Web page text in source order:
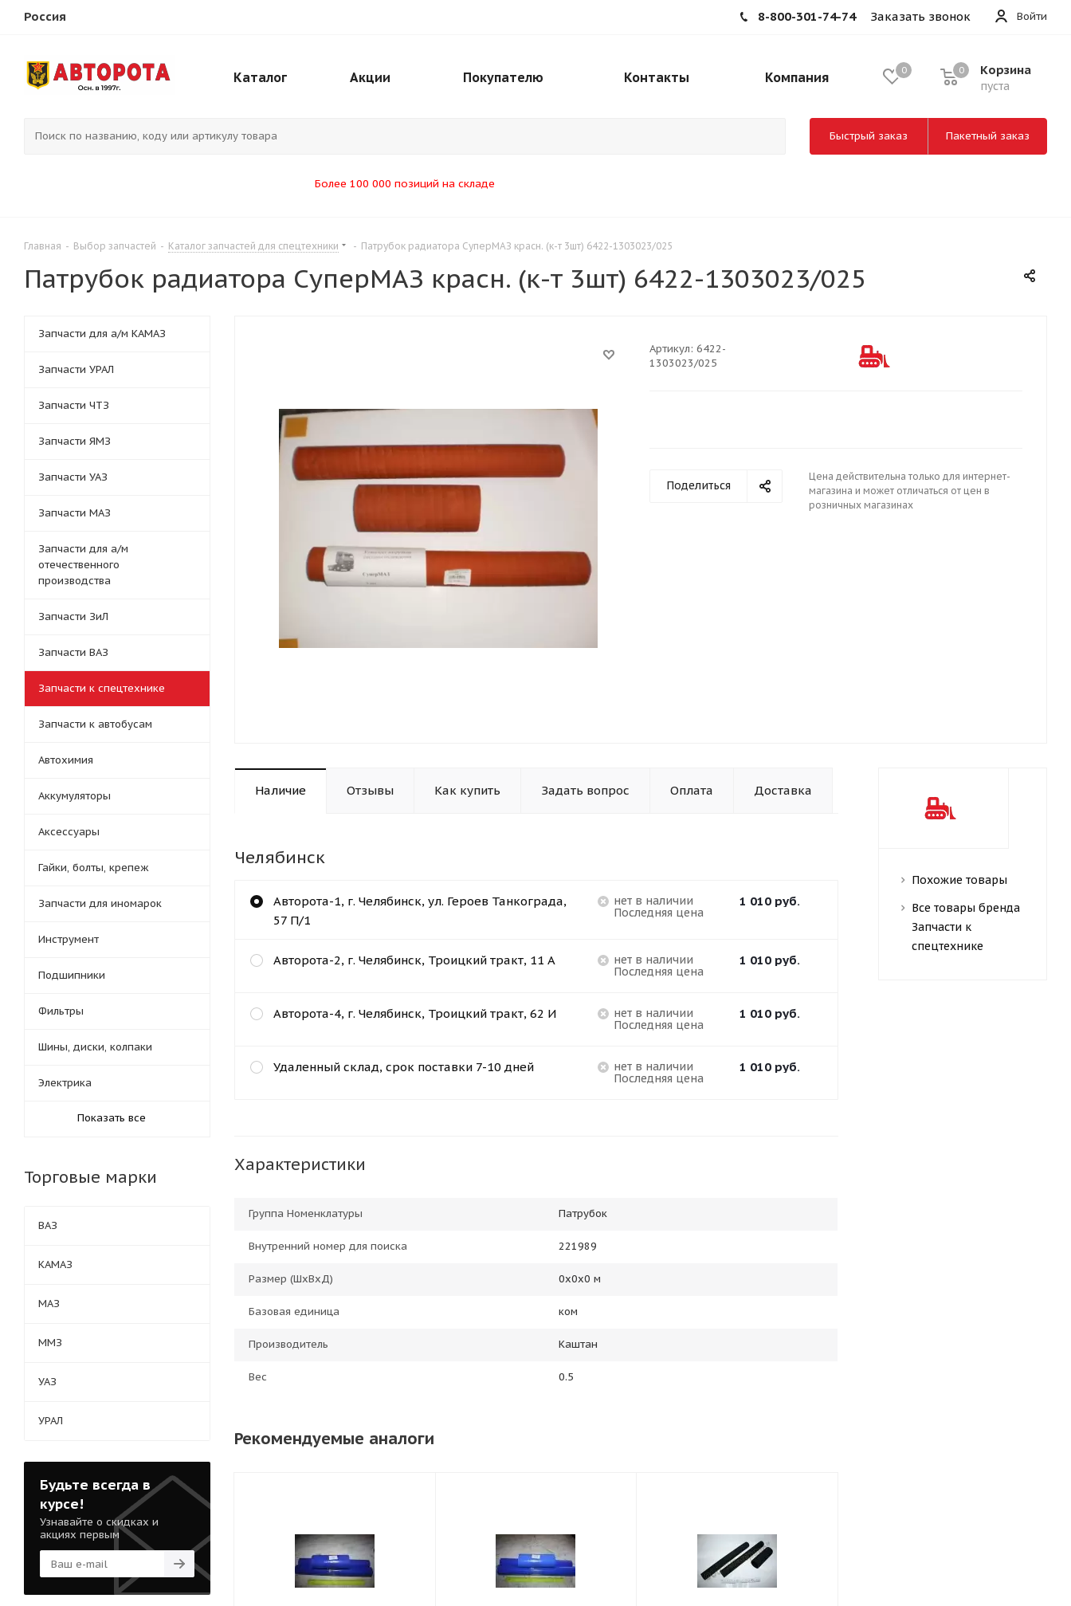
Россия Войти
8-800-301-74-74 Заказать звонок
0 Корзина
пуста
0
Каталог Акции Покупателю Контакты Компания
Более 100 000 позиций на складе
Быстрый заказ Пакетный заказ
Главная - Выбор запчастей - Каталог запчастей для спецтехники - Патрубок радиатора СуперМАЗ красн. (к-т 3шт) 6422-1303023/025
Патрубок радиатора СуперМАЗ красн. (к-т 3шт) 6422-1303023/025
Артикул: 6422-
1303023/025
Поделиться
Цена действительна только для интернет-
магазина и может отличаться от цен в
розничных магазинах
Наличие Отзывы Как купить Задать вопрос Оплата Доставка
Челябинск
Нет в наличии
Последняя цена
1 010руб.
Авторота-1, г. Челябинск, ул. Героев Танкограда,
57 П/1
Нет в наличии
Последняя цена
1 010руб.
Авторота-2, г. Челябинск, Троицкий тракт, 11 А
Нет в наличии
Последняя цена
1 010руб.
Авторота-4, г. Челябинск, Троицкий тракт, 62 И
Нет в наличии
Последняя цена
1 010руб.
Удаленный склад, срок поставки 7-10 дней
Характеристики
Группа Номенклатуры Патрубок
Внутренний номер для поиска 221989
Размер (ШхВхД) 0х0х0 м
Базовая единица ком
Производитель Каштан
Вес 0.5
Рекомендуемые аналоги
Похожие товары
Все товары бренда
Запчасти к
спецтехнике
Запчасти для а/м КАМАЗ
Запчасти УРАЛ
Запчасти ЧТЗ
Запчасти ЯМЗ
Запчасти УАЗ
Запчасти МАЗ
Запчасти для а/м
отечественного
производства
Запчасти ЗиЛ
Запчасти ВАЗ
Запчасти к спецтехнике
Запчасти к автобусам
Автохимия
Аккумуляторы
Аксессуары
Гайки, болты, крепеж
Запчасти для иномарок
Инструмент
Подшипники
Фильтры
Шины, диски, колпаки
Электрика
Показать все
Торговые марки
ВАЗ
КАМАЗ
МАЗ
ММЗ
УАЗ
УРАЛ
Будьте всегда в
курсе!
Узнавайте о скидках и
акциях первым